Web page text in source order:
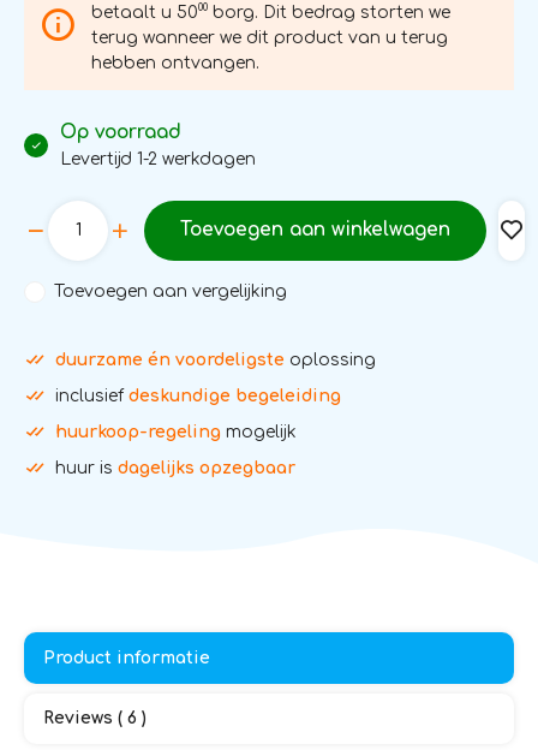
betaalt u 5000 borg. Dit bedrag storten we
terug wanneer we dit product van u terug
hebben ontvangen.
Op voorraad
Levertijd 1-2 werkdagen
Toevoegen aan winkelwagen
Toevoegen aan vergelijking
duurzame én voordeligste oplossing
inclusief deskundige begeleiding
huurkoop-regeling mogelijk
huur is dagelijks opzegbaar
Product informatie
Reviews ( 6 )